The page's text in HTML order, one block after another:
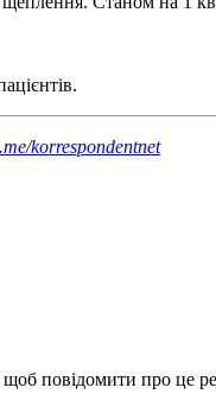
korrespondentnet
щоб повідомити про це